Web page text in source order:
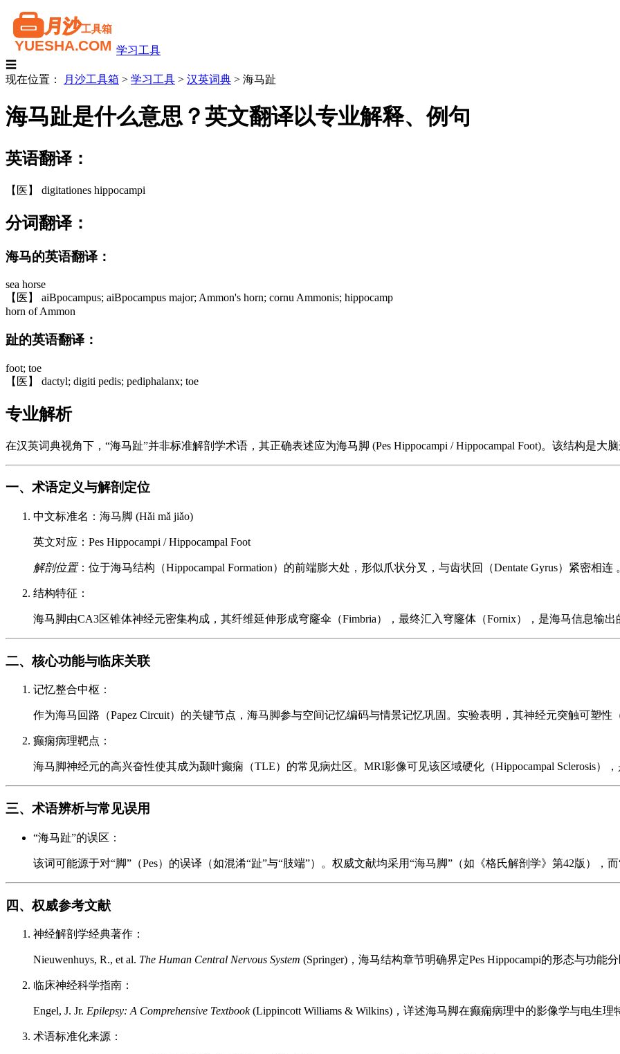
学习工具
☰
现在位置：
月沙工具箱 > 学习工具 > 汉英词典 > 海马趾
海马趾是什么意思？英文翻译以专业解释、例句
英语翻译：
【医】 digitationes hippocampi
分词翻译：
海马的英语翻译：
sea horse
【医】 aiBpocampus; aiBpocampus major; Ammon's horn; cornu Ammonis; hippocamp
horn of Ammon
趾的英语翻译：
foot; toe
【医】 dactyl; digiti pedis; pediphalanx; toe
专业解析
在汉英词典视角下，“海马趾”并非标准解剖学术语，其正确表述应为海马脚 (Pes Hippocampi / Hippocampal Foot)。该结构是
一、术语定义与解剖定位
中文标准名：海马脚 (Hǎi mǎ jiǎo)
英文对应：Pes Hippocampi / Hippocampal Foot
解剖位置：位于海马结构（Hippocampal Formation）的前端膨大处，形似爪状分叉，与齿状回（Dentate Gyrus）紧密相连
结构特征：
海马脚由CA3区锥体神经元密集构成，其纤维延伸形成穹窿伞（Fimbria），最终汇入穹窿体（Fornix），是海马信息输出
二、核心功能与临床关联
记忆整合中枢：
作为海马回路（Papez Circuit）的关键节点，海马脚参与空间记忆编码与情景记忆巩固。实验表明，其神经元突触可塑性
癫痫病理靶点：
海马脚神经元的高兴奋性使其成为颞叶癫痫（TLE）的常见病灶区。MRI影像可见该区域硬化（Hippocampal Sclerosis），
三、术语辨析与常见误用
“海马趾”的误区：
该词可能源于对“脚”（Pes）的误译（如混淆“趾”与“肢端”）。权威文献均采用“海马脚”（如《格氏解剖学》第42版），
四、权威参考文献
神经解剖学经典著作：
Nieuwenhuys, R., et al. The Human Central Nervous System (Springer)，海马结构章节明确界定Pes Hippocampi的形态与功能分
临床神经科学指南：
Engel, J. Jr. Epilepsy: A Comprehensive Textbook(Lippincott Williams & Wilkins)，详述海马脚在癫痫病理中的影像学与电生理
术语标准化来源：